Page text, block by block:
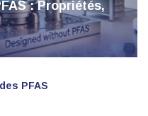
: Propriétés,
PFAS